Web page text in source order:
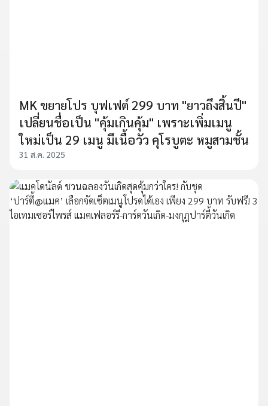
MK ขยายโปร บุฟเฟต์ 299 บาท "ยาวถึงสิ้นปี"
เปลี่ยนชื่อเป็น "คุ้มเกินคุ้ม" เพราะเพิ่มเมนู
ใหม่เป็น 29 เมนู มีเนื้อวัว คุโรบูตะ หมูสามชั้น
31 ส.ค. 2025